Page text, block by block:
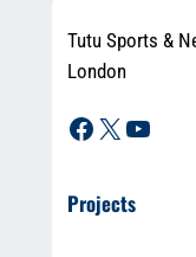
Tutu Sports &
London
Facebook X YouTube
Projects